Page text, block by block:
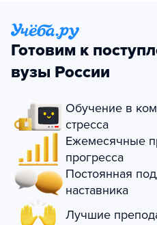
Готовим к
вузы России
Обучение в
стресса
Ежемесячные
прогресса
Постоянная
наставника
Лучшие